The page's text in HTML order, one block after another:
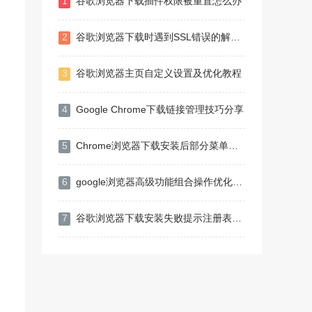
2 谷歌浏览器下载时遇到SSL错误的解决技巧
3 谷歌浏览器主页自定义设置及优化教程
4 Google Chrome下载链接管理技巧分享
5 Chrome浏览器下载安装后部分菜单缺失怎么办
6 google浏览器高级功能组合操作优化技巧教程
7 谷歌浏览器下载安装失败提示注册表权限不足如何修改